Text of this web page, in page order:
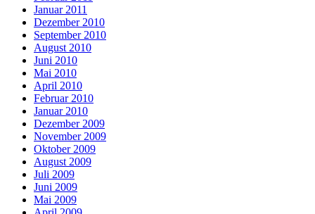
Januar 2011
Dezember 2010
September 2010
August 2010
Juni 2010
Mai 2010
April 2010
Februar 2010
Januar 2010
Dezember 2009
November 2009
Oktober 2009
August 2009
Juli 2009
Juni 2009
Mai 2009